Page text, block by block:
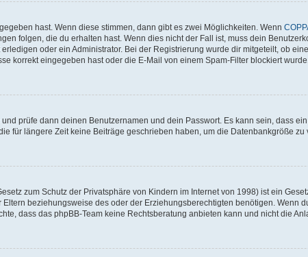
hast. Wenn diese stimmen, dann gibt es zwei Möglichkeiten. Wenn
folgen, die du erhalten hast. Wenn dies nicht der Fall ist, muss dein
oder ein Administrator. Bei der Registrierung wurde dir mitgeteilt, ob
korrekt eingegeben hast oder die E-Mail von einem Spam-Filter blockiert
prüfe dann deinen Benutzernamen und dein Passwort. Es kann sein, dass
für längere Zeit keine Beiträge geschrieben haben, um die Datenbankgröße
zum Schutz der Privatsphäre von Kindern im Internet von 1998) ist ein
beziehungsweise des oder der Erziehungsberechtigten benötigen. Wenn
dass das phpBB-Team keine Rechtsberatung anbieten kann und nicht die